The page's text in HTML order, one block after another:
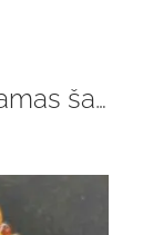
Neįprastas transformuojamas šalikas su gintaru